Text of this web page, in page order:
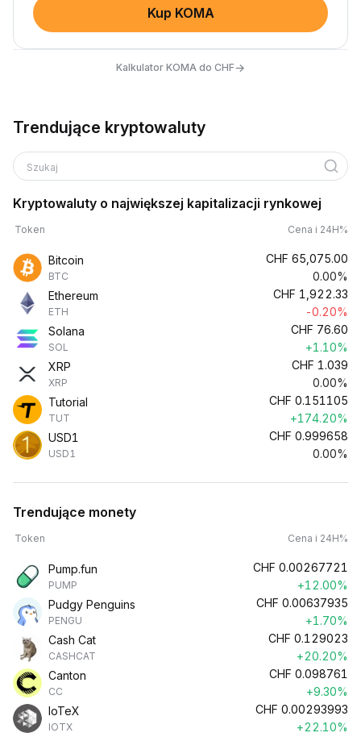
Kup KOMA
Kalkulator KOMA do CHF→
Trendujące kryptowaluty
Szukaj
Kryptowaluty o największej kapitalizacji rynkowej
Token Cena i 24H%
Bitcoin
BTC
CHF 65,075.00
0.00%
Ethereum
ETH
CHF 1,922.33
-0.20%
Solana
SOL
CHF 76.60
+1.10%
XRP
XRP
CHF 1.039
0.00%
Tutorial
TUT
CHF 0.151105
+174.20%
USD1
USD1
CHF 0.999658
0.00%
Trendujące monety
Token Cena i 24H%
Pump.fun
PUMP
CHF 0.00267721
+12.00%
Pudgy Penguins
PENGU
CHF 0.00637935
+1.70%
Cash Cat
CASHCAT
CHF 0.129023
+20.20%
Canton
CC
CHF 0.098761
+9.30%
IoTeX
IOTX
CHF 0.00293993
+22.10%